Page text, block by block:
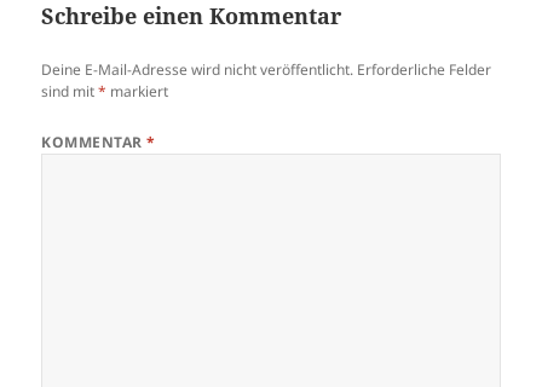
Schreibe einen Kommentar
Deine E-Mail-Adresse wird nicht veröffentlicht. Erforderliche Felder
sind mit* markiert
KOMMENTAR*